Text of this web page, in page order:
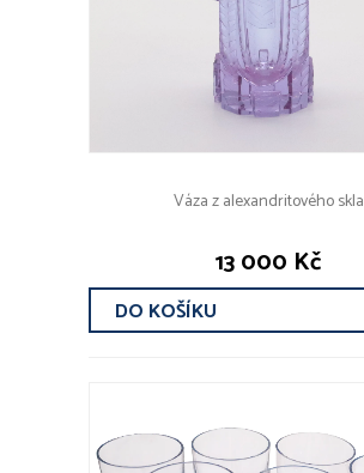
Váza z alexandritového skla
13 000 Kč
DO KOŠÍKU